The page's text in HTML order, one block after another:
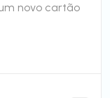
novo cartão